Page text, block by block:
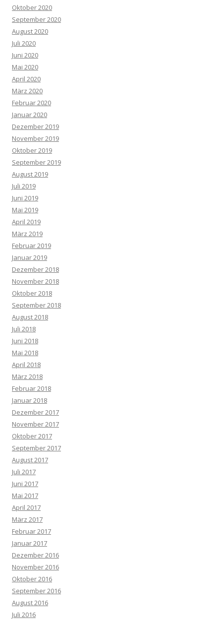
Oktober 2020
September 2020
August 2020
Juli 2020
Juni 2020
Mai 2020
April 2020
März 2020
Februar 2020
Januar 2020
Dezember 2019
November 2019
Oktober 2019
September 2019
August 2019
Juli 2019
Juni 2019
Mai 2019
April 2019
März 2019
Februar 2019
Januar 2019
Dezember 2018
November 2018
Oktober 2018
September 2018
August 2018
Juli 2018
Juni 2018
Mai 2018
April 2018
März 2018
Februar 2018
Januar 2018
Dezember 2017
November 2017
Oktober 2017
September 2017
August 2017
Juli 2017
Juni 2017
Mai 2017
April 2017
März 2017
Februar 2017
Januar 2017
Dezember 2016
November 2016
Oktober 2016
September 2016
August 2016
Juli 2016